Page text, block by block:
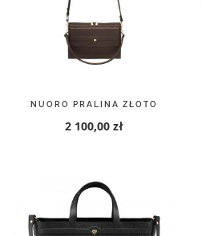
NUORO PRALINA ZŁOTO
2 100,00 zł